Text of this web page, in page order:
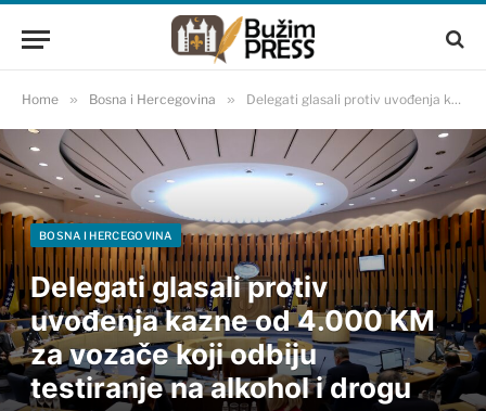
Home » Bosna i Hercegovina » Delegati glasali protiv uvođenja kazne od 4.000 KM za vozače koji odbiju testiranje na alkohol i drogu
BOSNA I HERCEGOVINA
Delegati glasali protiv
uvođenja kazne od 4.000 KM
za vozače koji odbiju
testiranje na alkohol i drogu